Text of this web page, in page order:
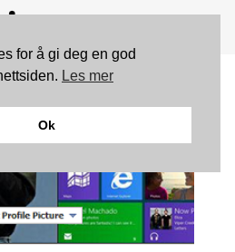
for å gi deg en god
Les mer
Ok